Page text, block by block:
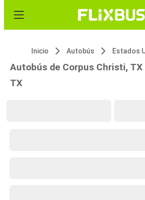
Inicio Autobús Estados
Autobús de Corpus Christi,
TX